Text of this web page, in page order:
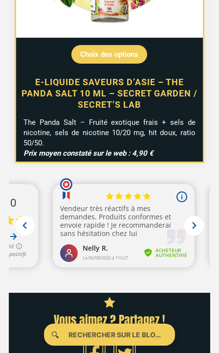
Choix des options
E-LIQUIDE SAVEURS D’ASIE – THE
PANDA SALT 10 ML – SECRET GARDEN /
SECRET’S LAB
The Panda Salt – Fruité exotique frais + sels de
nicotine, sels de nicotine 10/20 mg, hit doux, ratio
50/50.
Prix moyen constaté sur le web : 4,90 €
Vous aimez ? Partagez !
🔍